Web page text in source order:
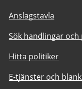
Anslagstavla
Sök handlingar
Hitta politiker
E-tjänster och